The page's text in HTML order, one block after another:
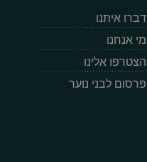
דברו איתנו
מי אנחנו
הצטרפו אלינו
פרסום לבני נוער